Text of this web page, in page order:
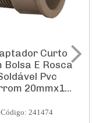
Curto
Bolsa E Rosca
Pvc
20mmx1...
Código: 241474